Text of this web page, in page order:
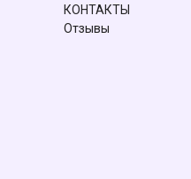
КОНТАКТЫ
Отзывы